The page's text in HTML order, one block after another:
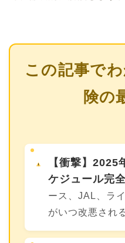
この記事で
険の
【衝撃】2025
ケジュール完
ース、JAL、ラ
がいつ改悪され